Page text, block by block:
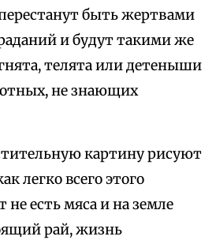
быть жертвами
и будут такими же
телята или детеныши
не знающих
картину рисуют
легко всего этого
не есть мяса и на земле
рай, жизнь